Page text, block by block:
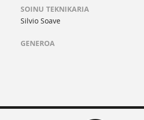
SOINU TEKNIKARIA
Silvio Soave
GENEROA